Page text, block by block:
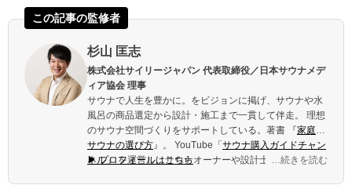
杉山 匡志
株式会社サイリージャパン 代表取締役／日本サウナメデ
ィア協会 理事
サウナで人生を豊かに。をビジョンに掲げ、サウナや水
風呂の商品選定から設計・施工まで一貫して伴走。 理想
のサウナ空間づくりをサポートしている。著書 『家庭用
サウナの選び方
』。 YouTube「 サウナ購入ガイドチャン
ネル」 を運営し、サウナオーナーや設計士の取材を続け
▶ プロフィールはこちら …続きを読む